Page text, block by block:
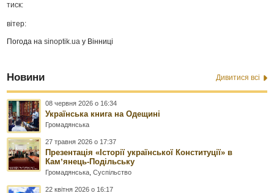
тиск:
вітер:
Погода наsinoptik.ua у Вінниці
Новини Дивитися всі
08 червня 2026 о 16:34
Українська книга на Одещині
Громадянська
27 травня 2026 о 17:37
Презентація «Історії української Конституції» в
Камʼянець-Подільську
Громадянська ,Суспільство
22 квітня 2026 о 16:17